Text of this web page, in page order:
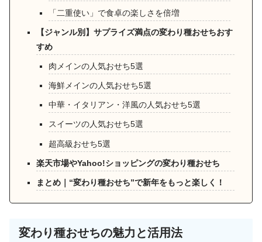
「二重使い」で食卓の楽しさを倍増
【ジャンル別】サプライズ満点の変わり種おせちおす
すめ
肉メインの人気おせち5選
海鮮メインの人気おせち5選
中華・イタリアン・洋風の人気おせち5選
スイーツの人気おせち5選
超高級おせち5選
楽天市場やYahoo!ショッピングの変わり種おせち
まとめ｜“変わり種おせち”で新年をもっと楽しく！
変わり種おせちの魅力と活用法